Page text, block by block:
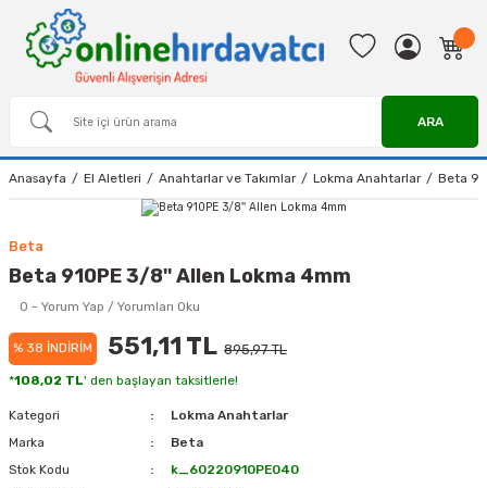
ARA
Anasayfa El Aletleri Anahtarlar ve Takımlar Lokma Anahtarlar Beta
Beta
Beta 910PE 3/8'' Allen Lokma 4mm
0 - Yorum Yap / Yorumları Oku
% 38 İNDİRİM 551,11 TL 895,97 TL
*108,02 TL' den başlayan taksitlerle!
Kategori
Lokma Anahtarlar
Marka
Beta
Stok Kodu
k_60220910PE040